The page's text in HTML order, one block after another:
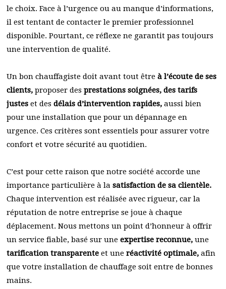
le choix. Face à l’urgence ou au manque d’informations,
il est tentant de contacter le premier professionnel
disponible. Pourtant, ce réflexe ne garantit pas toujours
une intervention de qualité.
Un bon chauffagiste doit avant tout être à l’écoute de ses
clients, proposer des prestations soignées, des tarifs
justes et des délais d’intervention rapides, aussi bien
pour une installation que pour un dépannage en
urgence. Ces critères sont essentiels pour assurer votre
confort et votre sécurité au quotidien.
C’est pour cette raison que notre société accorde une
importance particulière à la satisfaction de sa clientèle.
Chaque intervention est réalisée avec rigueur, car la
réputation de notre entreprise se joue à chaque
déplacement. Nous mettons un point d’honneur à offrir
un service fiable, basé sur une expertise reconnue, une
tarification transparente et une réactivité optimale, afin
que votre installation de chauffage soit entre de bonnes
mains.